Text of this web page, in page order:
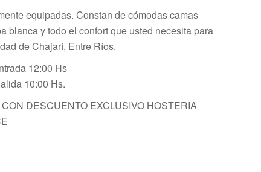
equipadas. Constan de cómodas camas
blanca y todo el confort que usted necesita para
de Chajarí, Entre Ríos.
12:00 Hs
10:00 Hs.
DESCUENTO EXCLUSIVO HOSTERIA